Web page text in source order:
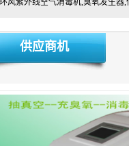
供应商机